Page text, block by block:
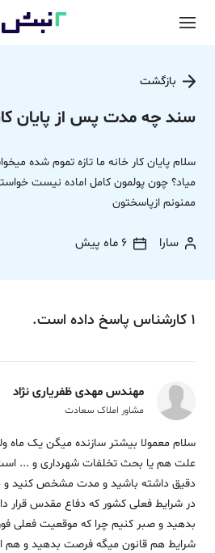
بازگشت
سند چه مدت پس از پایان
سلام پایان کار خانه ما تازه تموم شده
میاد؟ چون پولمون کامل اماده نیست
ممنونم ازپاسختون
سارا 6 ماه پیش
1 کارشناس پاسخ داده‌ است.
مهندس مهدی ظفریاری نژاد
مشاور املاک سعادت
علت هم یا بحث تخلفات شهرداری و ... است
دقیق داشته باشید و مدت مشخص کنید و
در شرایط فعلی کشور که دفاع مقدس قرار
بدهید و صبر کنیم چرا که موقعیت فعلی
شرایط هم قانون میگه فرصت بدهید و هم